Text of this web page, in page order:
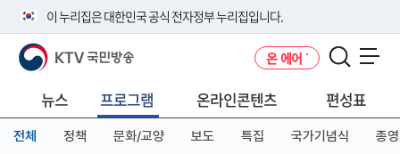
이 누리집은 대한민국 공식 전자정부 누리집입니다.
공식 누리집 주소 확인하기
니다.
이밖에 or.kr 또는 .kr등 다른 도메인 주소를 사용하고 있다면 아래 URL에
서 도메인 주소를 확인해 보세요
KTV 국민방송 온 에어
뉴스 프로그램 온라인콘텐츠 편성표
전체 정책 문화/교양 보도 특집 국가기념식 종영